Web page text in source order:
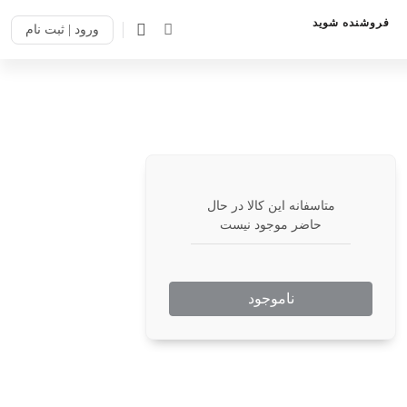
فروشنده شوید ورود | ثبت نام
متاسفانه این کالا در حال
حاضر موجود نیست
ناموجود